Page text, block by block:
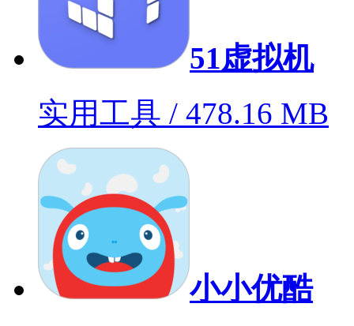
51虚拟机
实用工具 / 478.16 MB
小小优酷